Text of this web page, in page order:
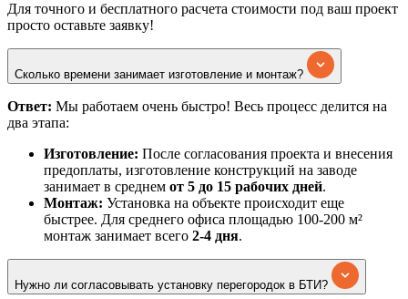
Для точного и бесплатного расчета стоимости под ваш проект
просто оставьте заявку!
Сколько времени занимает изготовление и монтаж?
Ответ: Мы работаем очень быстро! Весь процесс делится на
два этапа:
Изготовление: После согласования проекта и внесения
предоплаты, изготовление конструкций на заводе
занимает в среднем от 5 до 15 рабочих дней.
Монтаж: Установка на объекте происходит еще
быстрее. Для среднего офиса площадью 100-200 м²
монтаж занимает всего 2-4 дня.
Нужно ли согласовывать установку перегородок в БТИ?